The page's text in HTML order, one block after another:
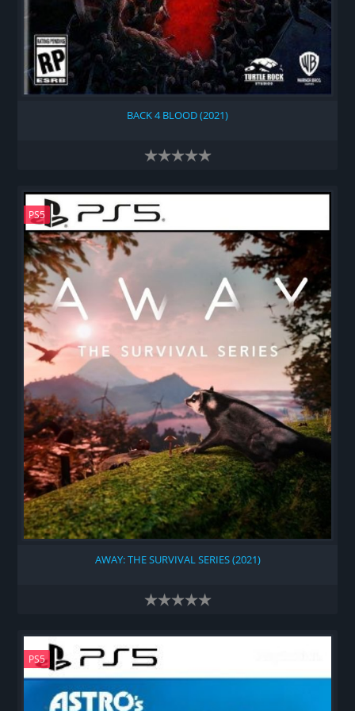
BACK 4 BLOOD (2021)
PS5
AWAY: THE SURVIVAL SERIES (2021)
PS5